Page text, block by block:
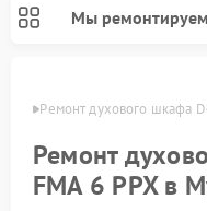
Мы ремонтируем
Ремонт духового шкафа
Ремонт
FMA 6 PPX в